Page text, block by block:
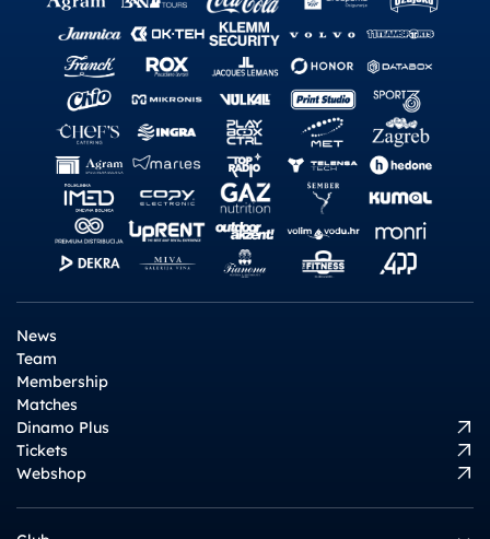
News
Team
Membership
Matches
Dinamo Plus
Tickets
Webshop